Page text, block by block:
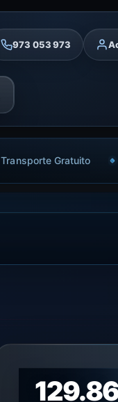
973 053 973
Transporte Gratuito